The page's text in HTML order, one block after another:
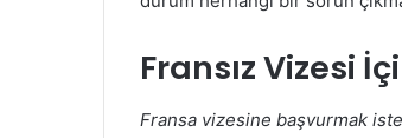
Fransız Vizesi
Fransa vizesine başvurmak